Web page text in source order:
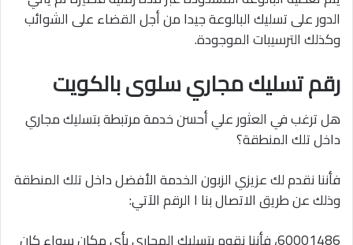
الدور على تسليك البالوعة جيدا من أجل القضاء على الشوائب
وكذلك الترسيبات الموجودة.
رقم تسليك مجاري سلوى بالكويت
هل ترغب في العثور علي أحسن خدمة مرتبطة بتسليك مجاري
داخل تلك المنطقة؟
فأننا نقدم لك عزيزي الزبون الخدمة الأفضل داخل تلك المنطقة
وذلك عن طريق الاتصال بنا ا الرقم الآتي: